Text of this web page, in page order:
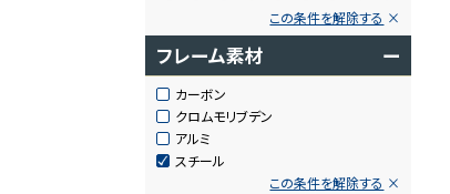
この条件を解除する
フレーム素材 ー
カーボン
クロムモリブデン
アルミ
スチール
この条件を解除する